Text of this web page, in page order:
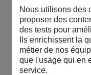
Nous utilisons des
proposer des
des tests pour
Ils enrichissent la
métier de nos
que l'usage qui en
service.